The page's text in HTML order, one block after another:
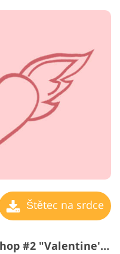
Štětec na srdce
Srdeční štětce pro Photoshop #2 "Valentine's Mood"